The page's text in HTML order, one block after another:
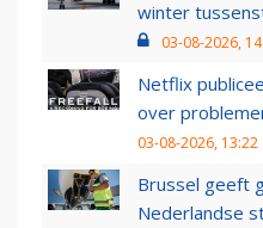
winter
03-08-2026,
Netflix
over
03-08-2026, 13:22
Brussel geeft
Nederlandse